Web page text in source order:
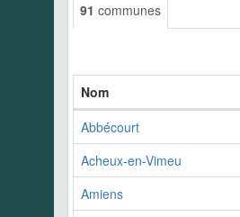
91 communes
Nom
Abbécourt
Acheux-en-Vimeu
Amiens